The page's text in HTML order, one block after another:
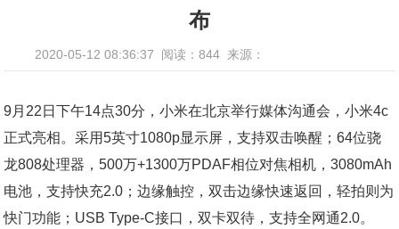
布
2020-05-12 08:36:37 阅读：844 来源：
9月22日下午14点30分，小米在北京举行媒体沟通会，小米4c
正式亮相。采用5英寸1080p显示屏，支持双击唤醒；64位骁
龙808处理器，500万+1300万PDAF相位对焦相机，3080mAh
电池，支持快充2.0；边缘触控，双击边缘快速返回，轻拍则为
快门功能；USB Type-C接口，双卡双待，支持全网通2.0。